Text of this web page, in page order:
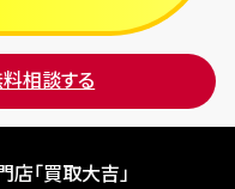
相談する
店「買取大吉」